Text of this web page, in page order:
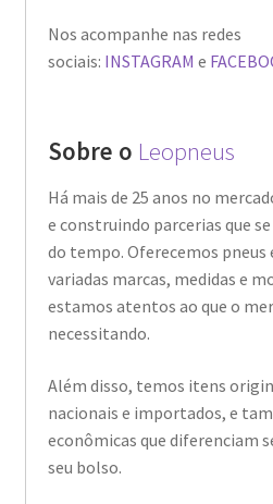
Nos acompanhe nas redes
sociais: INSTAGRAM e
Sobre o Leopneus
Há mais de 25 anos no
e construindo parcerias que
do tempo. Oferecemos pneus
variadas marcas, medidas e
estamos atentos ao que o
necessitando.
Além disso, temos itens
nacionais e importados, e
econômicas que diferenciam
seu bolso.